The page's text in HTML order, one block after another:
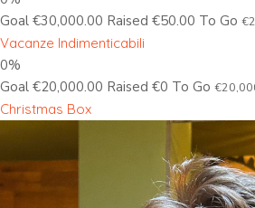
Goal €30,000.00 Raised €50.00 To Go
Vacanze Indimenticabili
0%
Goal €20,000.00 Raised €0 To Go
Christmas Box